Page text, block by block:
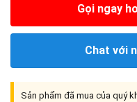
Gọi ngay
Chat với
Sản phẩm đã mua của quý